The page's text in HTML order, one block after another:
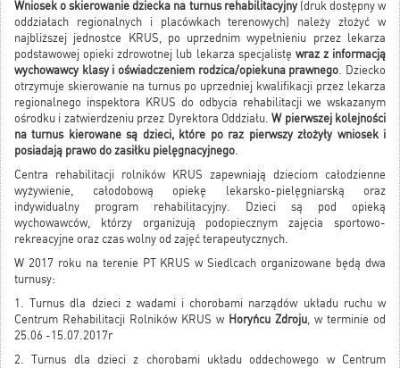
Wniosek o skierowanie dziecka na turnus rehabilitacyjny(druk dostępny w
oddziałach regionalnych i placówkach terenowych) należy złożyć w
najbliższej jednostce KRUS, po uprzednim wypełnieniu przez lekarza
podstawowej opieki zdrowotnej lub lekarza specjalistę wraz z informacją
wychowawcy klasy i oświadczeniem rodzica/opiekuna prawnego. Dziecko
otrzymuje skierowanie na turnus po uprzedniej kwalifikacji przez lekarza
regionalnego inspektora KRUS do odbycia rehabilitacji we wskazanym
ośrodku i zatwierdzeniu przez Dyrektora Oddziału.W pierwszej kolejności
na turnus kierowane są dzieci, które po raz pierwszy złożyły wniosek i
posiadają prawo do zasiłku pielęgnacyjnego.
Centra rehabilitacji rolników KRUS zapewniają dzieciom całodzienne
wyżywienie, całodobową opiekę lekarsko-pielęgniarską oraz
indywidualny program rehabilitacyjny. Dzieci są pod opieką
wychowawców, którzy organizują podopiecznym zajęcia sportowo-
rekreacyjne oraz czas wolny od zajęć terapeutycznych.
W 2017 roku na terenie PT KRUS w Siedlcach organizowane będą dwa
turnusy:
1. Turnus dla dzieci z wadami i chorobami narządów układu ruchu w
Centrum Rehabilitacji Rolników KRUS w Horyńcu Zdroju, w terminie od
25.06 -15.07.2017r
2. Turnus dla dzieci z chorobami układu oddechowego w Centrum